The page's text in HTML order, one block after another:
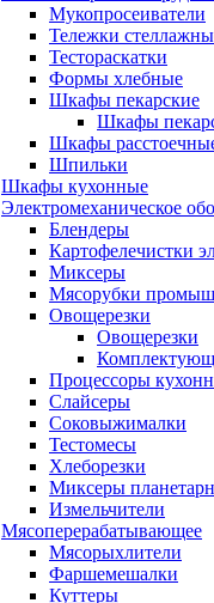
Мукопросеиватели
Тележки
Тестораскатки
Формы хлебные
Шкафы пекарские
Шкафы
Шкафы
Шпильки
Шкафы кухонные
Электромеханическое
Блендеры
Картофелечистки
Миксеры
Мясорубки
Овощерезки
Овощерезки
Процессоры
Слайсеры
Соковыжималки
Тестомесы
Хлеборезки
Миксеры
Измельчители
Мясоперерабатывающее
Мясорыхлители
Фаршемешалки
Куттеры